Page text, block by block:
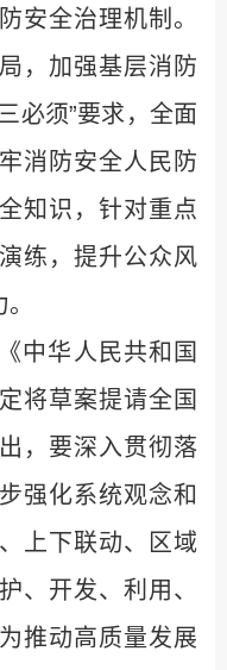
安全治理机制。
，加强基层消防
必须”要求，全面
消防安全人民防
知识，针对重点
练，提升公众风
中华人民共和国
将草案提请全国
，要深入贯彻落
强化系统观念和
上下联动、区域
、开发、利用、
推动高质量发展